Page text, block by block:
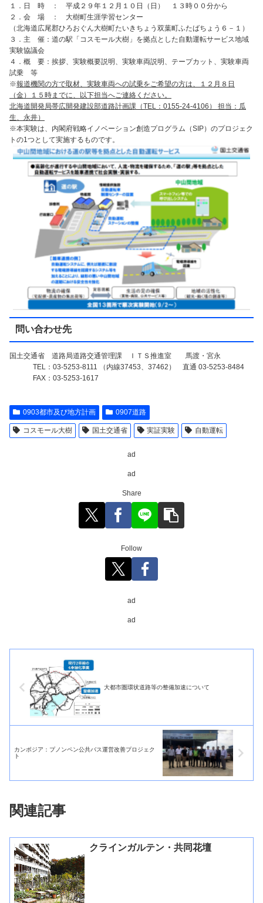
１．日 時 ： 平成２９年１２月１０日（日） １３時００分から
２．会 場 ： 大樹町生涯学習センター
（北海道広尾郡ひろおぐん大樹町たいきちょう双葉町ふたばちょう６－１）
３．主 催：道の駅「コスモール大樹」を拠点とした自動運転サービス地域
実験協議会
４．概 要：挨拶、実験概要説明、実験車両説明、テープカット、実験車両
試乗 等
※報道機関の方で取材、実験車両への試乗をご希望の方は、１２月８日
（金）１５時までに、以下担当へご連絡ください。
北海道開発局帯広開発建設部道路計画課（TEL：0155-24-4106） 担当：瓜
生、永井）
※本実験は、内閣府戦略イノベーション創造プログラム（SIP）のプロジェク
トの1つとして実施するものです。
問い合わせ先
国土交通省 道路局道路交通管理課 ＩＴＳ推進室 馬渡・宮永
TEL：03-5253-8111 （内線37453、37462） 直通 03-5253-8484
FAX：03-5253-1617
0903都市及び地方計画 0907道路
コスモール大樹 国土交通省 実証実験 自動運転
ad
ad
Share
Follow
ad
ad
大都市圏環状道路等の整備加速について
カンボジア：プノンペン公共バス運営改善プロジェク
ト
関連記事
クラインガルテン・共同花壇